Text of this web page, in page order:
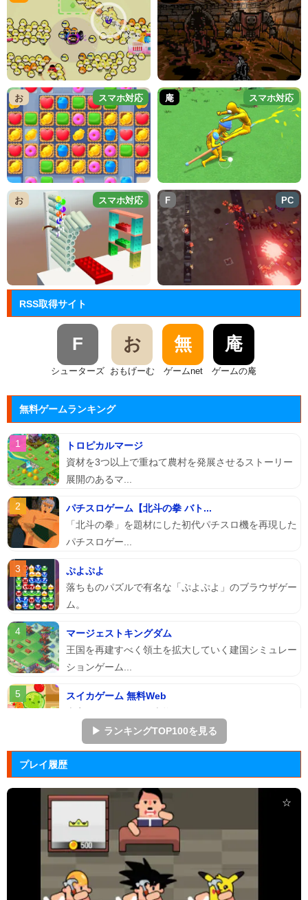
お スマホ対応 庵 スマホ対応
お スマホ対応 F PC
RSS取得サイト
F
シューターズ
お
おもげーむ
無
ゲームnet
庵
ゲームの庵
無料ゲームランキング
トロピカルマージ
資材を3つ以上で重ねて農村を発展させるストーリー
展開のあるマ...
パチスロゲーム【北斗の拳 バト...
「北斗の拳」を題材にした初代パチスロ機を再現した
パチスロゲー...
ぷよぷよ
落ちものパズルで有名な「ぷよぷよ」のブラウザゲー
ム。
マージェストキングダム
王国を再建すべく領土を拡大していく建国シミュレー
ションゲーム...
スイカゲーム 無料Web
本家スイカゲームを本物そっくりに再現したScratch
のスイ...
回転する球体をリズムに合わせてクリックして進ませ
る音楽ゲーム...
Hole.io
物を吸い込むことで巨大化する穴が、街全体を吸い落
とすアクショ...
エヴァンゲリオン まごころを、...
▶ ランキングTOP100を見る
プレイ履歴
☆